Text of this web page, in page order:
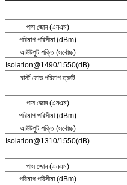
পাস জোন (এনএম)
পরিমাপ পরিসীমা (dBm)
আউটপুট শক্তি (সর্বোচ্চ)
Isolation@1490/1550(dB)
বার্স্ট মোড পরিমাপ ত্রুটি
পাস জোন (এনএম)
পরিমাপ পরিসীমা (dBm)
আউটপুট শক্তি (সর্বোচ্চ)
Isolation@1310/1550(dB)
পাস জোন (এনএম)
পরিমাপ পরিসীমা (dBm)